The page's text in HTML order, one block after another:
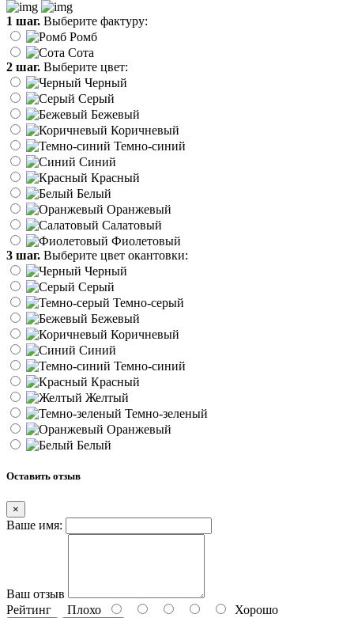
1 шаг. Выберите фактуру:
Ромб
Сота
2 шаг. Выберите цвет:
Черный
Серый
Бежевый
Коричневый
Темно-синий
Синий
Красный
Белый
Оранжевый
Салатовый
Фиолетовый
3 шаг. Выберите цвет окантовки:
Черный
Серый
Темно-серый
Бежевый
Коричневый
Синий
Темно-синий
Красный
Желтый
Темно-зеленый
Оранжевый
Белый
Оставить отзыв
×
Ваше имя:
Ваш отзыв
Рейтинг Плохо Хорошо